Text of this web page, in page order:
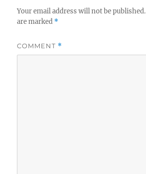
Your email address will not be published.
are marked *
COMMENT *